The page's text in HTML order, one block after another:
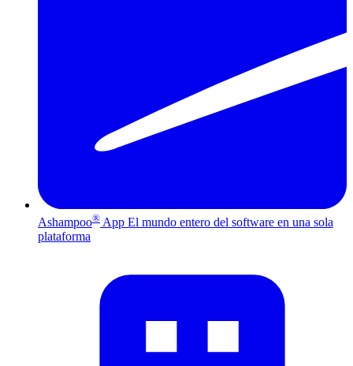
Ashampoo® App El mundo entero del software en una sola
plataforma